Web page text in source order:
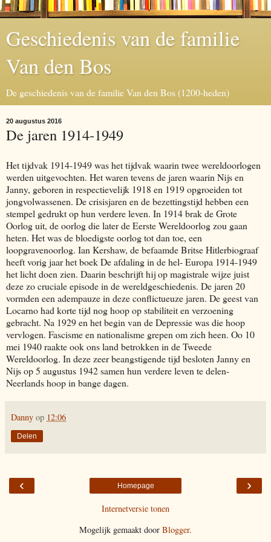
Geschiedenis van de familie
Van den Bos
De geschiedenis van de familie Van den Bos (1200-heden)
20 augustus 2016
De jaren 1914-1949
Het tijdvak 1914-1949 was het tijdvak waarin twee wereldoorlogen
werden uitgevochten. Het waren tevens de jaren waarin Nijs en
Janny, geboren in respectievelijk 1918 en 1919 opgroeiden tot
jongvolwassenen. De crisisjaren en de bezettingstijd hebben een
stempel gedrukt op hun verdere leven. In 1914 brak de Grote
Oorlog uit, de oorlog die later de Eerste Wereldoorlog zou gaan
heten. Het was de bloedigste oorlog tot dan toe, een
loopgravenoorlog. Ian Kershaw, de befaamde Britse Hitlerbiograaf
heeft vorig jaar het boek De afdaling in de hel- Europa 1914-1949
het licht doen zien. Daarin beschrijft hij op magistrale wijze juist
deze zo cruciale episode in de wereldgeschiedenis. De jaren 20
vormden een adempauze in deze conflictueuze jaren. De geest van
Locarno had korte tijd nog hoop op stabiliteit en verzoening
gebracht. Na 1929 en het begin van de Depressie was die hoop
vervlogen. Fascisme en nationalisme grepen om zich heen. Oo 10
mei 1940 raakte ook ons land betrokken in de Tweede
Wereldoorlog. In deze zeer beangstigende tijd besloten Janny en
Nijs op 5 augustus 1942 samen hun verdere leven te delen-
Neerlands hoop in bange dagen.
Danny op 12:06
Delen
‹ ›
Homepage
Internetversie tonen
Mogelijk gemaakt door Blogger.